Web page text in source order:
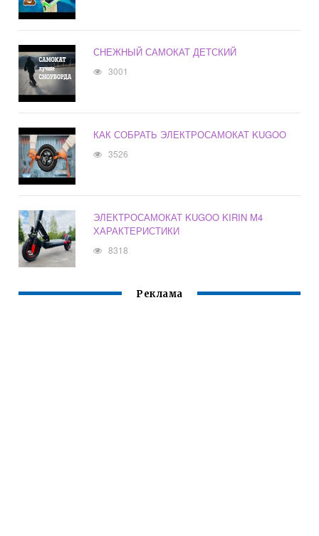
СНЕЖНЫЙ САМОКАТ ДЕТСКИЙ
3001
КАК СОБРАТЬ ЭЛЕКТРОСАМОКАТ KUGOO
3526
ЭЛЕКТРОСАМОКАТ KUGOO KIRIN M4
ХАРАКТЕРИСТИКИ
8318
Реклама